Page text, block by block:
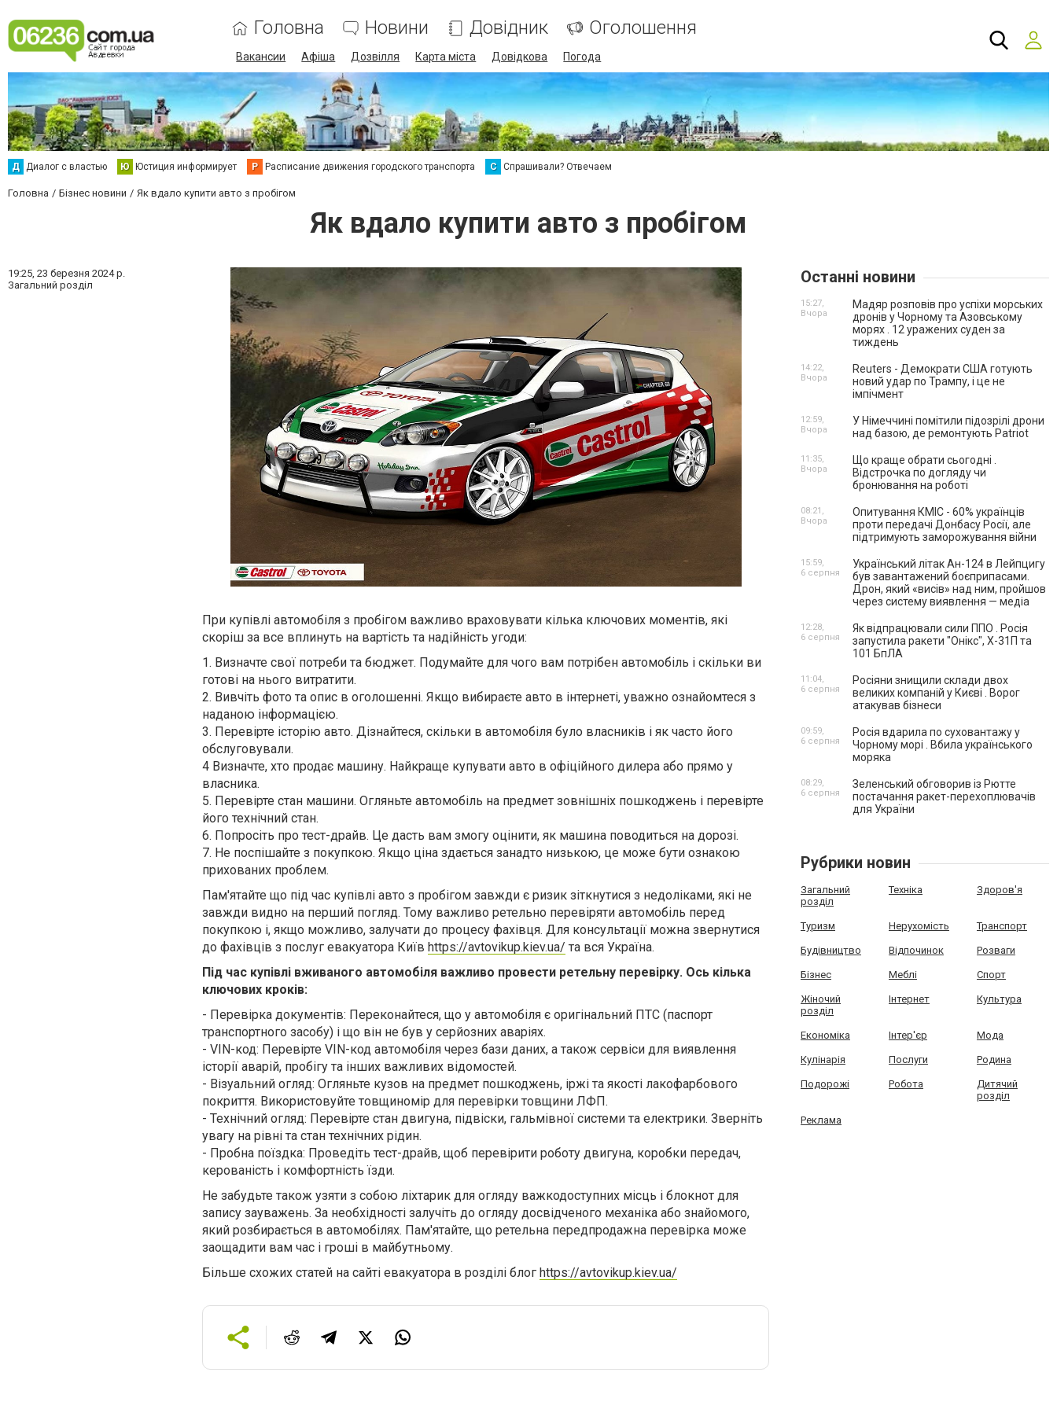
Головна Новини Довідник Оголошення
Вакансии Афіша Дозвілля Карта міста Довідкова Погода
Д Диалог с властью Ю Юстиция информирует Р Расписание движения городского транспорта С Спрашивали? Отвечаем
Головна Бізнес новини Як вдало купити авто з пробігом
Як вдало купити авто з пробігом
19:25, 23 березня 2024 р.
Загальний розділ
При купівлі автомобіля з пробігом важливо враховувати кілька ключових моментів, які
скоріш за все вплинуть на вартість та надійність угоди:
1. Визначте свої потреби та бюджет. Подумайте для чого вам потрібен автомобіль і скільки ви
готові на нього витратити.
2. Вивчіть фото та опис в оголошенні. Якщо вибираєте авто в інтернеті, уважно ознайомтеся з
наданою інформацією.
3. Перевірте історію авто. Дізнайтеся, скільки в автомобіля було власників і як часто його
обслуговували.
4 Визначте, хто продає машину. Найкраще купувати авто в офіційного дилера або прямо у
власника.
5. Перевірте стан машини. Огляньте автомобіль на предмет зовнішніх пошкоджень і перевірте
його технічний стан.
6. Попросіть про тест-драйв. Це дасть вам змогу оцінити, як машина поводиться на дорозі.
7. Не поспішайте з покупкою. Якщо ціна здається занадто низькою, це може бути ознакою
прихованих проблем.
Пам'ятайте що під час купівлі авто з пробігом завжди є ризик зіткнутися з недоліками, які не
завжди видно на перший погляд. Тому важливо ретельно перевіряти автомобіль перед
покупкою і, якщо можливо, залучати до процесу фахівця. Для консультації можна звернутися
до фахівців з послуг евакуатора Київ https://avtovikup.kiev.ua/ та вся Україна.
Під час купівлі вживаного автомобіля важливо провести ретельну перевірку. Ось кілька
ключових кроків:
- Перевірка документів: Переконайтеся, що у автомобіля є оригінальний ПТС (паспорт
транспортного засобу) і що він не був у серйозних аваріях.
- VIN-код: Перевірте VIN-код автомобіля через бази даних, а також сервіси для виявлення
історії аварій, пробігу та інших важливих відомостей.
- Візуальний огляд: Огляньте кузов на предмет пошкоджень, іржі та якості лакофарбового
покриття. Використовуйте товщиномір для перевірки товщини ЛФП.
- Технічний огляд: Перевірте стан двигуна, підвіски, гальмівної системи та електрики. Зверніть
увагу на рівні та стан технічних рідин.
- Пробна поїздка: Проведіть тест-драйв, щоб перевірити роботу двигуна, коробки передач,
керованість і комфортність їзди.
Не забудьте також узяти з собою ліхтарик для огляду важкодоступних місць і блокнот для
запису зауважень. За необхідності залучіть до огляду досвідченого механіка або знайомого,
який розбирається в автомобілях. Пам'ятайте, що ретельна передпродажна перевірка може
заощадити вам час і гроші в майбутньому.
Більше схожих статей на сайті евакуатора в розділі блог https://avtovikup.kiev.ua/
Останні новини
Мадяр розповів про успіхи морських
дронів у Чорному та Азовському
морях . 12 уражених суден за
тиждень
15:27,
Вчора
Reuters - Демократи США готують
новий удар по Трампу, і це не
імпічмент
14:22,
Вчора
У Німеччині помітили підозрілі дрони
над базою, де ремонтують Patriot
12:59,
Вчора
Що краще обрати сьогодні .
Відстрочка по догляду чи
бронювання на роботі
11:35,
Вчора
Опитування КМІС - 60% українців
проти передачі Донбасу Росії, але
підтримують заморожування війни
08:21,
Вчора
Український літак Ан-124 в Лейпцигу
був завантажений боєприпасами.
Дрон, який «висів» над ним, пройшов
через систему виявлення — медіа
15:59,
6 серпня
Як відпрацювали сили ППО . Росія
запустила ракети "Онікс", Х-31П та
101 БпЛА
12:28,
6 серпня
Росіяни знищили склади двох
великих компаній у Києві . Ворог
атакував бізнеси
11:04,
6 серпня
Росія вдарила по суховантажу у
Чорному морі . Вбила українського
моряка
09:59,
6 серпня
Зеленський обговорив із Рютте
постачання ракет-перехоплювачів
для України
08:29,
6 серпня
Рубрики новин
Загальний
розділ
Техніка Здоров'я
Туризм Нерухомість Транспорт
Будівництво Відпочинок Розваги
Бізнес Меблі Спорт
Жіночий
розділ
Інтернет Культура
Економіка Інтер'єр Мода
Кулінарія Послуги Родина
Подорожі Робота
Дитячий
розділ
Реклама